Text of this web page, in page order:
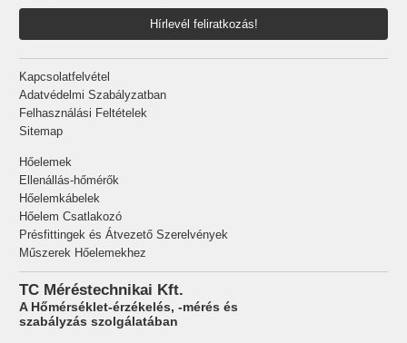
Hírlevél feliratkozás!
Kapcsolatfelvétel
Adatvédelmi Szabályzatban
Felhasználási Feltételek
Sitemap
Hőelemek
Ellenállás-hőmérők
Hőelemkábelek
Hőelem Csatlakozó
Présfittingek és Átvezető Szerelvények
Műszerek Hőelemekhez
TC Méréstechnikai Kft.
A Hőmérséklet-érzékelés, -mérés és
szabályzás szolgálatában